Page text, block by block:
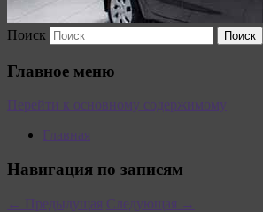
Поиск
Главное меню
Перейти к основному содержимому
Главная
Навигация по записям
← Предыдущая Следующая →